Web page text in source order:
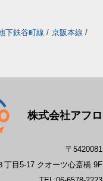
下鉄谷町線 / 京阪本線 /
株式会社アフロ
〒5420081
丁目5-17 クオーツ心斎橋 9F